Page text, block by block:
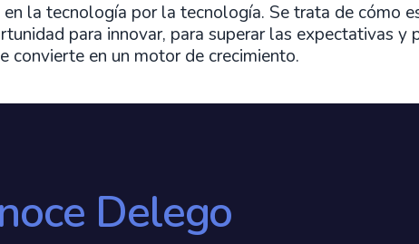
la tecnología por la tecnología. Se trata de cómo
para innovar, para superar las expectativas y
convierte en un motor de crecimiento.
Delego